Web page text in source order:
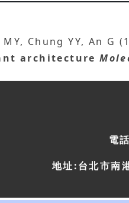
Chung YY, An G
architecture
電
地址:台北市南